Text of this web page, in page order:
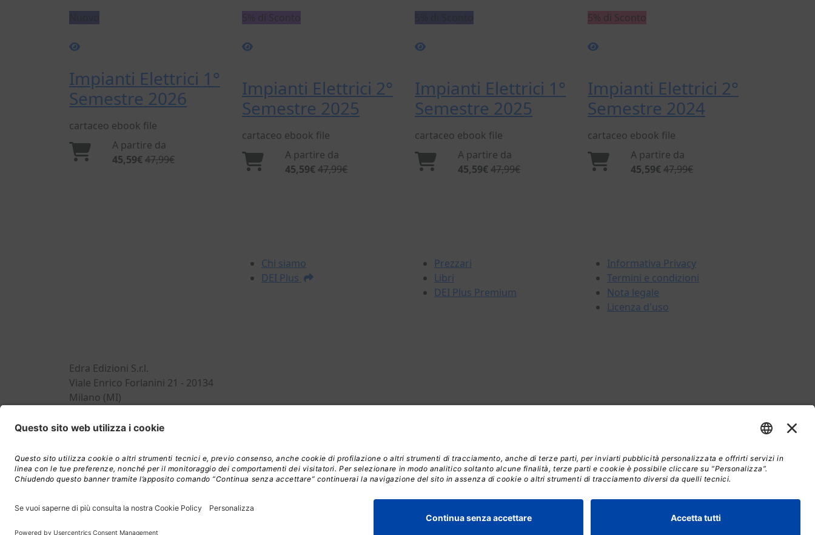
Impianti Elettrici 1°
Semestre 2026
cartaceo ebook file
A partire da
45,59€ 47,99€
5% di Sconto
Impianti Elettrici 2°
Semestre 2025
cartaceo ebook file
A partire da
45,59€ 47,99€
Impianti Elettrici 1°
Semestre 2025
cartaceo ebook file
A partire da
45,59€ 47,99€
5% di Sconto
Impianti Elettrici 2°
Semestre 2024
cartaceo ebook file
A partire da
45,59€ 47,99€
Edra Edizioni S.r.l.
Viale Enrico Forlanini 21 - 20134
Milano (MI)
Chi siamo
DEI Plus
Prezzari
Libri
DEI Plus Premium
Informativa Privacy
Termini e condizioni
Nota legale
Licenza d'uso
reserved